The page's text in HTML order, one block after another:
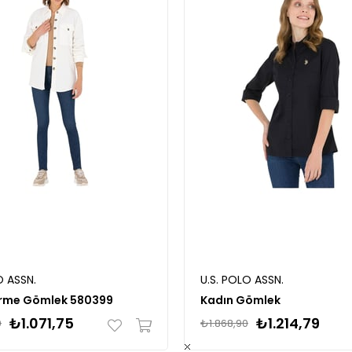
ASSN.
Gömlek 580399
₺1.071,75
U.S. POLO ASSN.
Kadın Gömlek
₺1.214,79
₺1.868,90